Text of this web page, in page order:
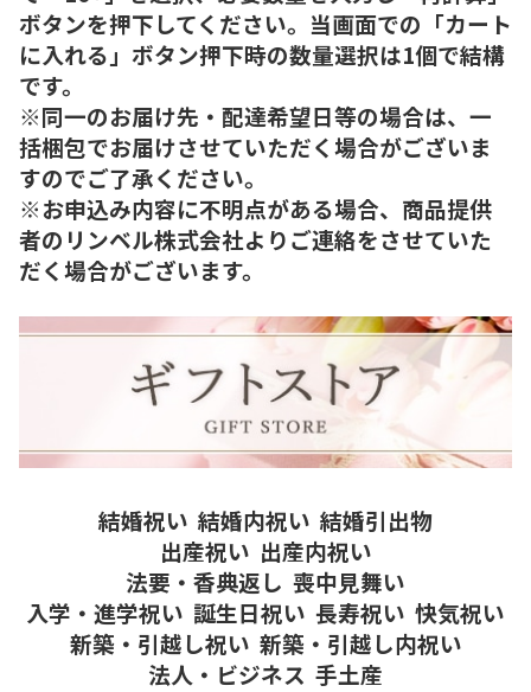
ボタンを押下してください。当画面での「カート
に入れる」ボタン押下時の数量選択は1個で結構
です。
※同一のお届け先・配達希望日等の場合は、一
括梱包でお届けさせていただく場合がございま
すのでご了承ください。
※お申込み内容に不明点がある場合、商品提供
者のリンベル株式会社よりご連絡をさせていた
だく場合がございます。
結婚祝い 結婚内祝い 結婚引出物
出産祝い 出産内祝い
法要・香典返し 喪中見舞い
入学・進学祝い 誕生日祝い 長寿祝い 快気祝い
新築・引越し祝い 新築・引越し内祝い
法人・ビジネス 手土産